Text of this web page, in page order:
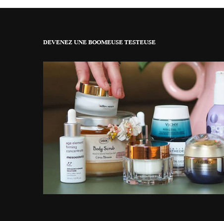
DEVENEZ UNE BOOMEUSE TESTEUSE